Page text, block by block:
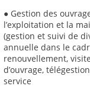
● Gestion des
l’exploitation et la
(gestion et suivi de
annuelle dans le
renouvellement,
d’ouvrage,
service